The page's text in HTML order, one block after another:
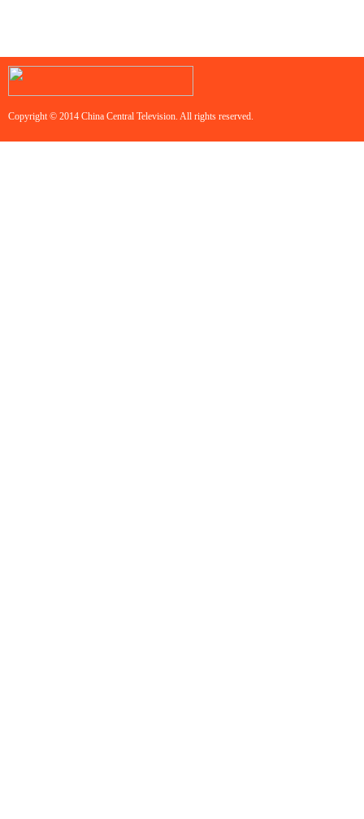
Copyright © 2014 China Central Television. All rights reserved.